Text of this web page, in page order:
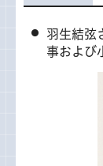
羽生結弦
事および